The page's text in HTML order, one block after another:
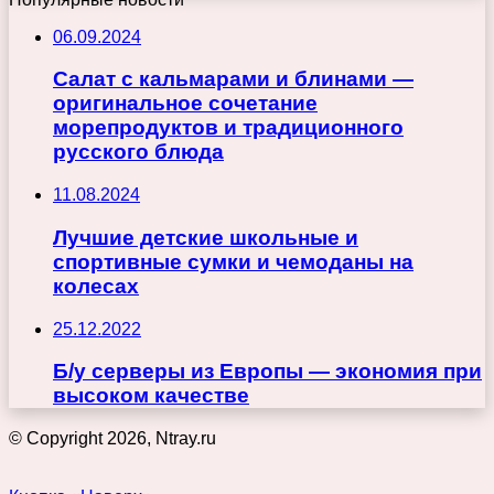
06.09.2024
Салат с кальмарами и блинами —
оригинальное сочетание
морепродуктов и традиционного
русского блюда
11.08.2024
Лучшие детские школьные и
спортивные сумки и чемоданы на
колесах
25.12.2022
Б/у серверы из Европы — экономия при
высоком качестве
© Copyright 2026, Ntray.ru